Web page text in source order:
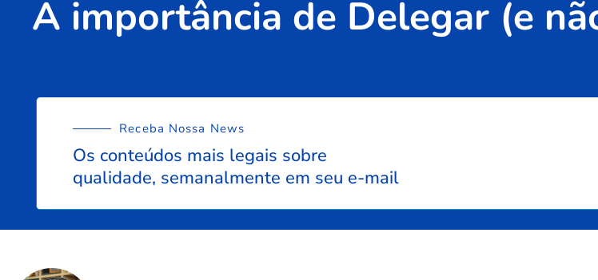
A importância de Delegar (e
Receba Nossa News
Os conteúdos mais legais sobre
qualidade, semanalmente em seu e-mail